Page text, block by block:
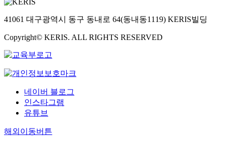
41061 대구광역시 동구 동내로 64(동내동1119) KERIS빌딩
Copyright© KERIS. ALL RIGHTS RESERVED
네이버 블로그
인스타그램
유튜브
해외이동버튼